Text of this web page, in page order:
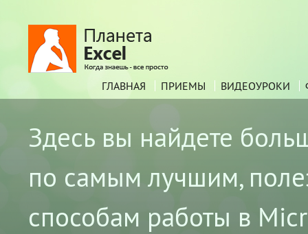
ГЛАВНАЯ ПРИЕМЫ ВИДЕОУРОКИ
Здесь вы найдете
по самым лучшим,
способам работы в